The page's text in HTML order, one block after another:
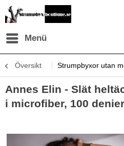
Menü
Översikt Strumpbyxor utan
Annes Elin - Slät
i microfiber, 100 denier